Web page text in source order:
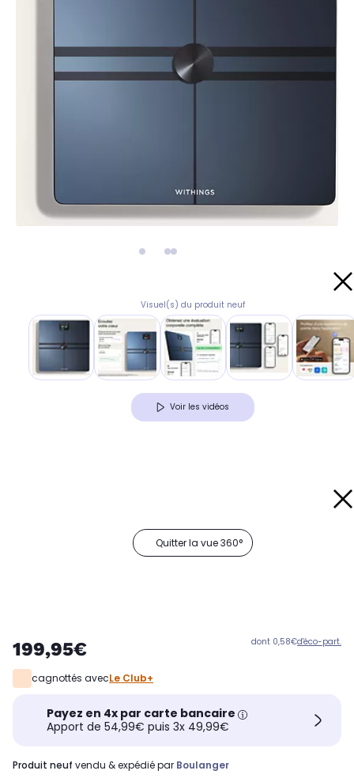
Visuel(s) du produit neuf
Voir les vidéos
Quitter la vue 360°
199,95€ dont 0,58€d'éco-part.
cagnottés avecLe Club+
Payez en 4x par carte bancaire
Apport de 54,99€ puis 3x 49,99€
produit neuf vendu & expédié par Boulanger